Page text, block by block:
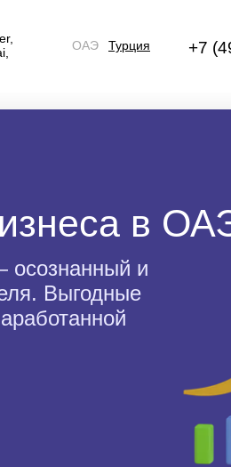
ОАЭ Турция +7
в
осознанный и
Выгодные